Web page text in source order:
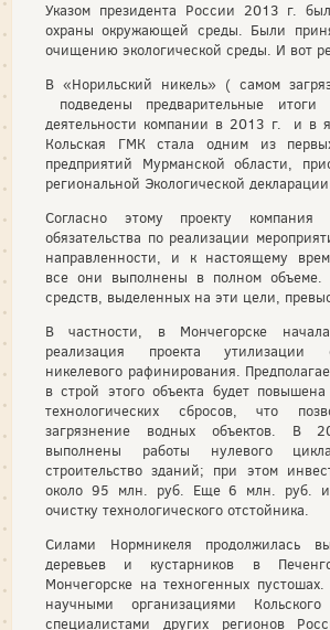
Указом президента России 2013 г.
охраны окружающей среды. Были
очищению экологической среды. И вот
В «Норильский никель» ( самом
подведены предварительные итоги
деятельности компании в 2013 г. и в
Кольская ГМК стала одним из
предприятий Мурманской области,
региональной Экологической
Согласно этому проекту
обязательства по реализации
направленности, и к настоящему
все они выполнены в полном объеме.
средств, выделенных на эти цели,
В частности, в Мончегорске
реализация проекта утилизации
никелевого рафинирования.
в строй этого объекта будет повышена
технологических сбросов, что
загрязнение водных объектов. В
выполнены работы нулевого
строительство зданий; при этом
около 95 млн. руб. Еще 6 млн. руб.
очистку технологического отстойника.
Силами Нормникеля продолжилась
деревьев и кустарников в
Мончегорске на техногенных
научными организациями
специалистами других регионов